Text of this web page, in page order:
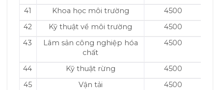
41 Khoa học môi trường
4500
42
Kỹ thuật về môi trường
4500
43
Lâm sản công nghiệp hóa
chất
4500
44 Kỹ thuật rừng
4500
45
Vận tải
4500